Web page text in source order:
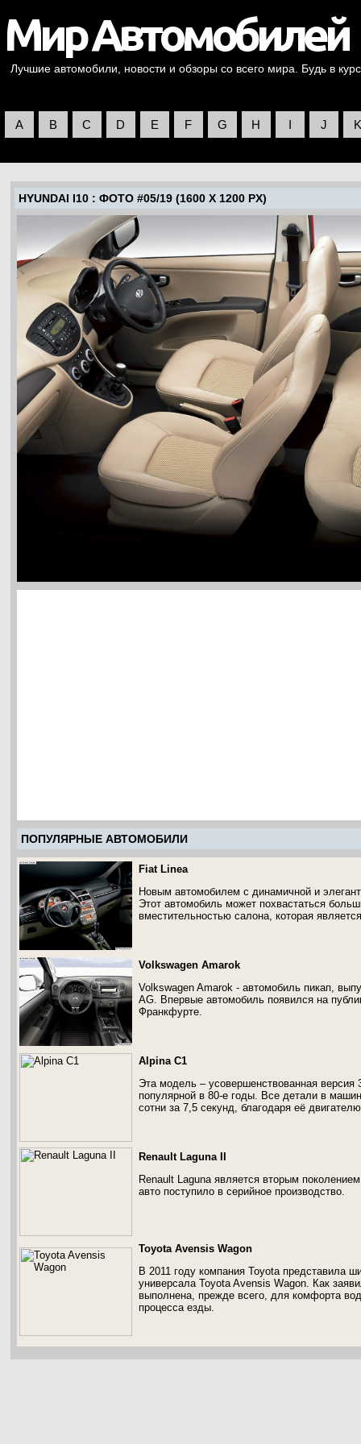
Лучшие автомобили, новости и обзоры со всего мира. Будь в
A B C D E F G H I J K
HYUNDAI I10 : ФОТО #05/19 (1600 X 1200 PX)
ПОПУЛЯРНЫЕ АВТОМОБИЛИ
Fiat Linea
Новым автомобилем с динамичной и
Этот автомобиль может похвастаться
вместительностью салона, которая
Volkswagen Amarok
Volkswagen Amarok - автомобиль пикап,
AG. Впервые автомобиль появился на
Франкфурте.
Alpina C1
Эта модель – усовершенствованная
популярной в 80-е годы. Все детали в
сотни за 7,5 секунд, благодаря её
Renault Laguna II
Renault Laguna является вторым
авто поступило в серийное производство.
Toyota Avensis Wagon
В 2011 году компания Toyota представила
универсала Toyota Avensis Wagon. Как
выполнена, прежде всего, для комфорта
процесса езды.